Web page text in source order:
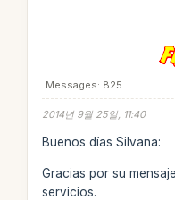
Messages: 825
2014년 9월 25일, 11:40
Buenos días Silvana:
Gracias por su
servicios.